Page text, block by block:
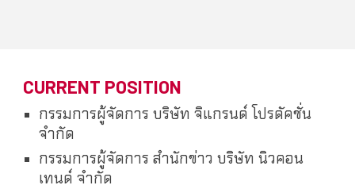
CURRENT POSITION
กรรมการผู้จัดการ บริษัท จิแกรนด์ โปรดัคชั่น
จำกัด
กรรมการผู้จัดการ สำนักข่าว บริษัท นิวคอน
เทนด์ จำกัด